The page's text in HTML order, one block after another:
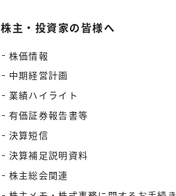
株主・投資家の皆様へ
株価情報
中期経営計画
業績ハイライト
有価証券報告書等
決算短信
決算補足説明資料
株主総会関連